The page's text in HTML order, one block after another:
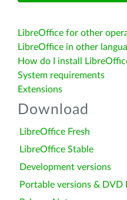
LibreOffice for other
LibreOffice in other
How do I install
System requirements
Extensions
Download
LibreOffice Fresh
LibreOffice Stable
Development versions
Portable versions & DVD